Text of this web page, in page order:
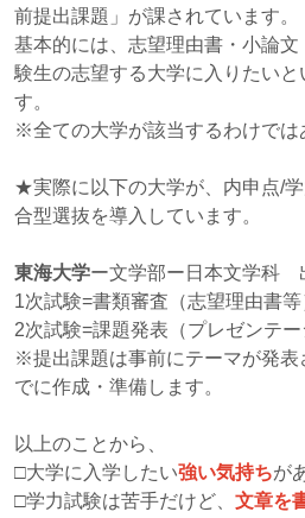
前提出課題」が課されています。
基本的には、志望理由書・小論
験生の志望する大学に入りたいと
す。
※全ての大学が該当するわけでは
★実際に以下の大学が、内申点/
合型選抜を導入しています。
東海大学ー文学部ー日本文学科
1次試験=書類審査（志望理由書
2次試験=課題発表（プレゼンテ
※提出課題は事前にテーマが発表
でに作成・準備します。
以上のことから、
□大学に入学したい強い気持ちが
□学力試験は苦手だけど、 文章を